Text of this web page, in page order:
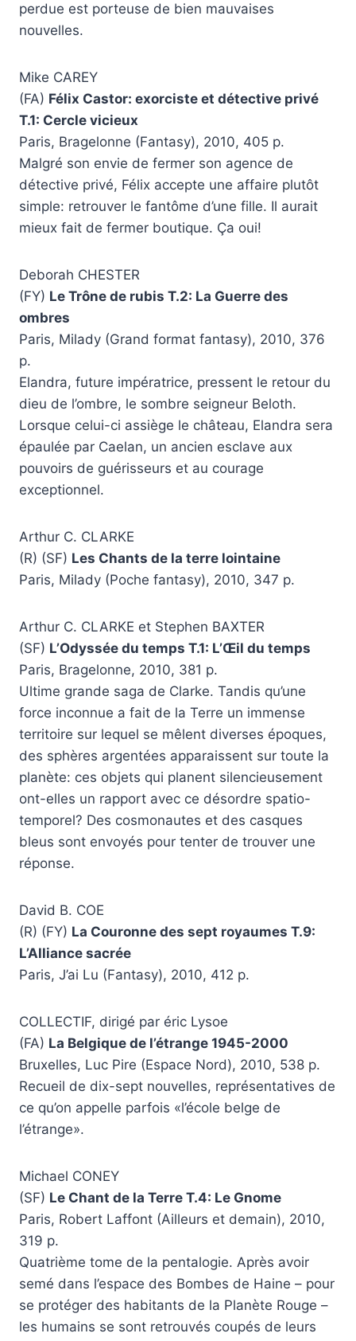
perdue est porteuse de bien mauvaises
nouvelles.
Mike CAREY
(FA) Félix Castor: exorciste et détective privé
T.1: Cercle vicieux
Paris, Bragelonne (Fantasy), 2010, 405 p.
Malgré son envie de fermer son agence de
détective privé, Félix accepte une affaire plutôt
simple: retrouver le fantôme d’une fille. Il aurait
mieux fait de fermer boutique. Ça oui!
Deborah CHESTER
(FY) Le Trône de rubis T.2: La Guerre des
ombres
Paris, Milady (Grand format fantasy), 2010, 376
p.
Elandra, future impératrice, pressent le retour du
dieu de l’ombre, le sombre seigneur Beloth.
Lorsque celui-ci assiège le château, Elandra sera
épaulée par Caelan, un ancien esclave aux
pouvoirs de guérisseurs et au courage
exceptionnel.
Arthur C. CLARKE
(R) (SF) Les Chants de la terre lointaine
Paris, Milady (Poche fantasy), 2010, 347 p.
Arthur C. CLARKE et Stephen BAXTER
(SF) L’Odyssée du temps T.1: L’Œil du temps
Paris, Bragelonne, 2010, 381 p.
Ultime grande saga de Clarke. Tandis qu’une
force inconnue a fait de la Terre un immense
territoire sur lequel se mêlent diverses époques,
des sphères argentées apparaissent sur toute la
planète: ces objets qui planent silencieusement
ont-elles un rapport avec ce désordre spatio-
temporel? Des cosmonautes et des casques
bleus sont envoyés pour tenter de trouver une
réponse.
David B. COE
(R) (FY) La Couronne des sept royaumes T.9:
L’Alliance sacrée
Paris, J’ai Lu (Fantasy), 2010, 412 p.
COLLECTIF, dirigé par éric Lysoe
(FA) La Belgique de l’étrange 1945-2000
Bruxelles, Luc Pire (Espace Nord), 2010, 538 p.
Recueil de dix-sept nouvelles, représentatives de
ce qu’on appelle parfois «l’école belge de
l’étrange».
Michael CONEY
(SF) Le Chant de la Terre T.4: Le Gnome
Paris, Robert Laffont (Ailleurs et demain), 2010,
319 p.
Quatrième tome de la pentalogie. Après avoir
semé dans l’espace des Bombes de Haine – pour
se protéger des habitants de la Planète Rouge –
les humains se sont retrouvés coupés de leurs